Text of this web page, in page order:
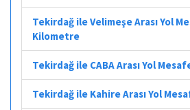
Tekirdağ ile Velimeşe Arası Yol
Kilometre
Tekirdağ ile CABA Arası Yol
Tekirdağ ile Kahire Arası Yol